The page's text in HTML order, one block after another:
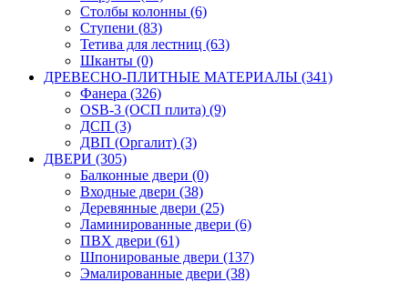
Столбы колонны (6)
Ступени (83)
Тетива для лестниц (63)
Шканты (0)
ДРЕВЕСНО-ПЛИТНЫЕ МАТЕРИАЛЫ (341)
Фанера (326)
OSB-3 (ОСП плита) (9)
ДСП (3)
ДВП (Оргалит) (3)
ДВЕРИ (305)
Балконные двери (0)
Входные двери (38)
Деревянные двери (25)
Ламинированные двери (6)
ПВХ двери (61)
Шпонированые двери (137)
Эмалированные двери (38)